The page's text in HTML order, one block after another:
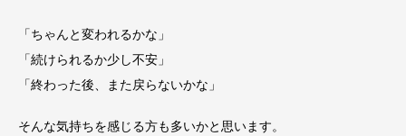
「ちゃんと変われるかな」
「続けられるか少し不安」
「終わった後、また戻らないかな」
そんな気持ちを感じる方も多いかと思います。